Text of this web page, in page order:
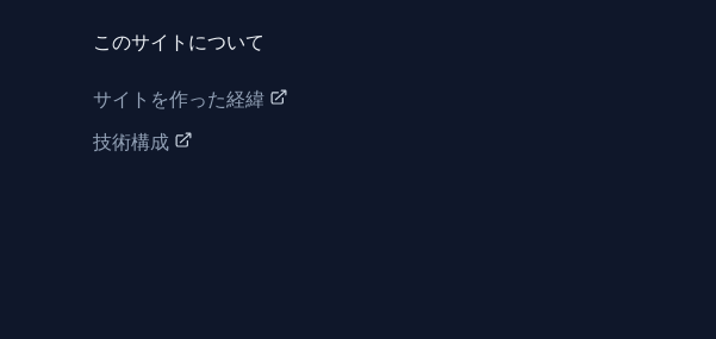
このサイトについて
サイトを作った経緯
技術構成